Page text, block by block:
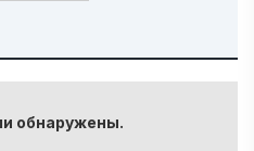
обнаружены.